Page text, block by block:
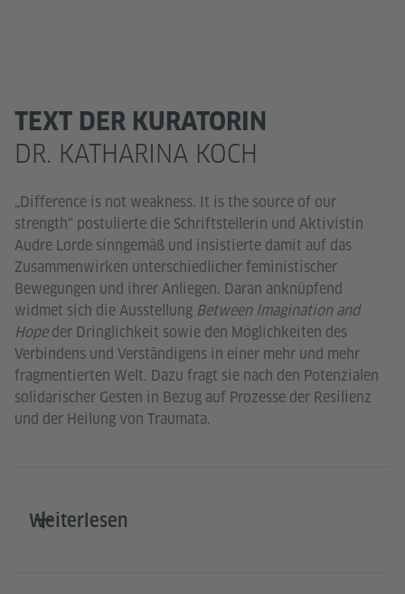
TEXT DER KURATORIN
DR. KATHARINA KOCH
„Difference is not weakness. It is the source of our
strength“ postulierte die Schriftstellerin und Aktivistin
Audre Lorde sinngemäß und insistierte damit auf das
Zusammenwirken unterschiedlicher feministischer
Bewegungen und ihrer Anliegen. Daran anknüpfend
widmet sich die Ausstellung Between Imagination and
Hopeder Dringlichkeit sowie den Möglichkeiten des
Verbindens und Verständigens in einer mehr und mehr
fragmentierten Welt. Dazu fragt sie nach den Potenzialen
solidarischer Gesten in Bezug auf Prozesse der Resilienz
und der Heilung von Traumata.
Weiterlesen